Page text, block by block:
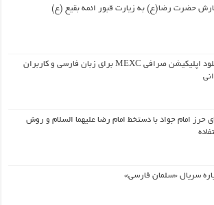
حضرت رضا(ع) به زیارت قبور ائمه بقیع (ع)
دانلود اپلیکیشن صرافی MEXC برای زبان فارسی و کاربران
حرز امام جواد با دستخط امام رضا علیهما السلام و روش
سریال «سلمان فارسی»